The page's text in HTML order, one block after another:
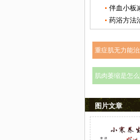
伴血小板
药浴方法
图片文章